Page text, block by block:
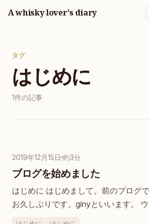
A whisky lover's diary
タグ
はじめに
1件の記事
2019年12月15日 約3分
ブログを始めました
はじめに はじめまして。前のブログ
お久しぶりです。ginyといいます。